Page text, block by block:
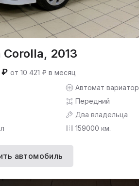
Corolla, 2013
₽ от 10 421 ₽ в месяц
Автомат вариатор
Передний
Два владельца
159000 км.
автомобиль